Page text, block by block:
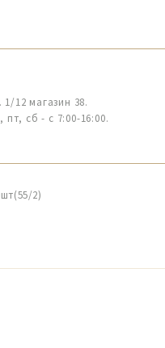
12 магазин 38.
пт, сб - с 7:00-16:00.
2)